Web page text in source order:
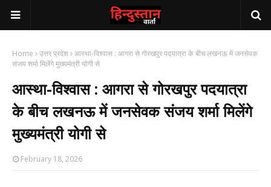
Home उत्तर प्रदेश आस्था-विश्वास : आगरा से गोरखपुर पदयात्रा के बीच लखनऊ में जनसेवक
संजय शर्मा मिलेंगे मुख्यमंत्री योगी से
आस्था-विश्वास : आगरा से गोरखपुर पदयात्रा
के बीच लखनऊ में जनसेवक संजय शर्मा मिलेंगे
मुख्यमंत्री योगी से
February 18, 2026